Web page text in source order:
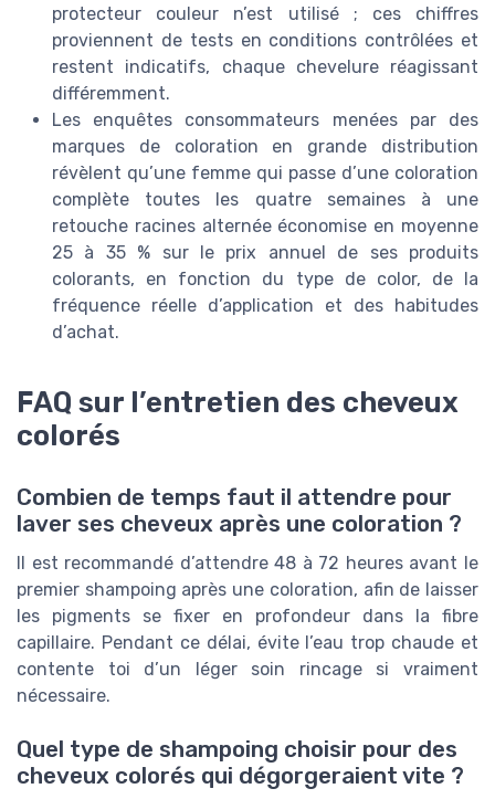
protecteur couleur n’est utilisé ; ces chiffres
proviennent de tests en conditions contrôlées et
restent indicatifs, chaque chevelure réagissant
différemment.
Les enquêtes consommateurs menées par des
marques de coloration en grande distribution
révèlent qu’une femme qui passe d’une coloration
complète toutes les quatre semaines à une
retouche racines alternée économise en moyenne
25 à 35 % sur le prix annuel de ses produits
colorants, en fonction du type de color, de la
fréquence réelle d’application et des habitudes
d’achat.
FAQ sur l’entretien des cheveux
colorés
Combien de temps faut il attendre pour
laver ses cheveux après une coloration ?
Il est recommandé d’attendre 48 à 72 heures avant le
premier shampoing après une coloration, afin de laisser
les pigments se fixer en profondeur dans la fibre
capillaire. Pendant ce délai, évite l’eau trop chaude et
contente toi d’un léger soin rincage si vraiment
nécessaire.
Quel type de shampoing choisir pour des
cheveux colorés qui dégorgeraient vite ?